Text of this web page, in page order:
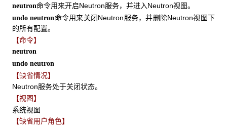
neutron命令用来开启Neutron服务，并进入Neutron视图。
undo neutron命令用来关闭Neutron服务，并删除Neutron视图下
的所有配置。
【命令】
neutron
undo neutron
【缺省情况】
Neutron服务处于关闭状态。
【视图】
系统视图
【缺省用户角色】